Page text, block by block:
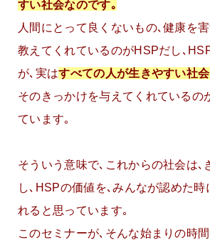
すい社会なのです｡
人間にとって良くないもの､健康を
教えてくれているのがHSPだし､
が､実はすべての人が生きやすい社
そのきっかけを与えてくれているの
ています｡
そういう意味で､これからの社会は
し､HSPの価値を､みんなが認めた
れると思っています｡
このセミナーが､そんな始まりの時